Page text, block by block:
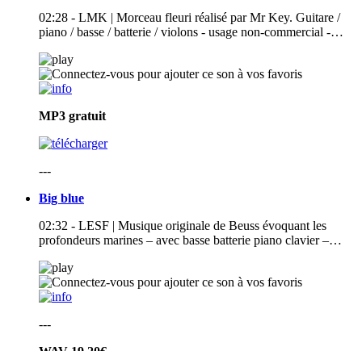
02:28 - LMK | Morceau fleuri réalisé par Mr Key. Guitare /
piano / basse / batterie / violons - usage non-commercial -…
MP3 gratuit
---
Big blue
02:32 - LESF | Musique originale de Beuss évoquant les
profondeurs marines – avec basse batterie piano clavier –…
---